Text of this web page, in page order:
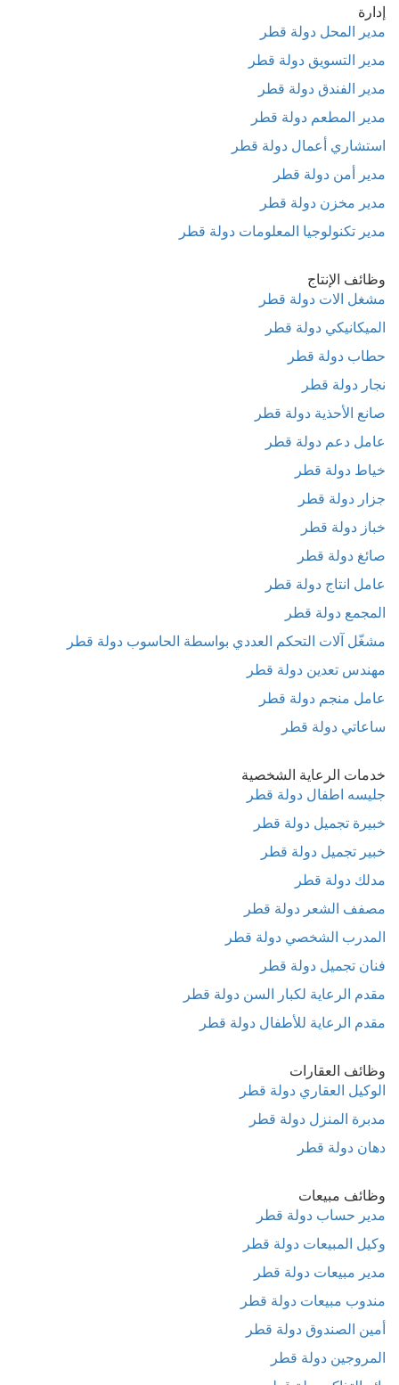
إدارة
مدير المحل دولة قطر
مدير التسويق دولة قطر
مدير الفندق دولة قطر
مدير المطعم دولة قطر
استشاري أعمال دولة قطر
مدير أمن دولة قطر
مدير مخزن دولة قطر
مدير تكنولوجيا المعلومات دولة قطر
وظائف الإنتاج
مشغل الات دولة قطر
الميكانيكي دولة قطر
حطاب دولة قطر
نجار دولة قطر
صانع الأحذية دولة قطر
عامل دعم دولة قطر
خياط دولة قطر
جزار دولة قطر
خباز دولة قطر
صائغ دولة قطر
عامل انتاج دولة قطر
المجمع دولة قطر
مشغّل آلات التحكم العددي بواسطة الحاسوب دولة قطر
مهندس تعدين دولة قطر
عامل منجم دولة قطر
ساعاتي دولة قطر
خدمات الرعاية الشخصية
جليسه اطفال دولة قطر
خبيرة تجميل دولة قطر
خبير تجميل دولة قطر
مدلك دولة قطر
مصفف الشعر دولة قطر
المدرب الشخصي دولة قطر
فنان تجميل دولة قطر
مقدم الرعاية لكبار السن دولة قطر
مقدم الرعاية للأطفال دولة قطر
وظائف العقارات
الوكيل العقاري دولة قطر
مدبرة المنزل دولة قطر
دهان دولة قطر
وظائف مبيعات
مدير حساب دولة قطر
وكيل المبيعات دولة قطر
مدير مبيعات دولة قطر
مندوب مبيعات دولة قطر
أمين الصندوق دولة قطر
المروجين دولة قطر